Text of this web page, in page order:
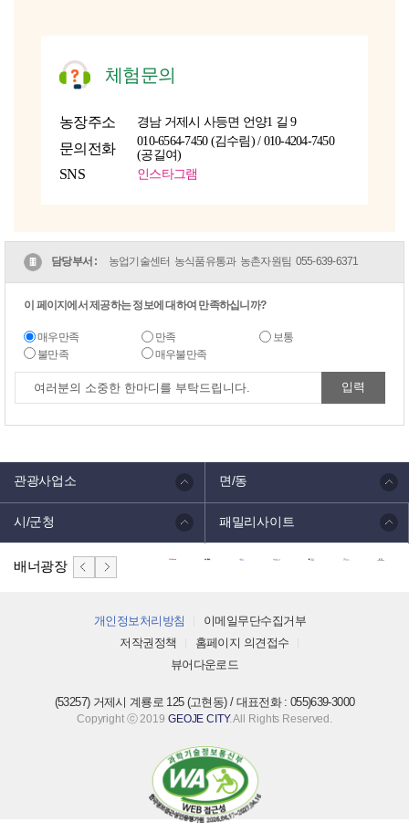
체험문의
농장주소 경남 거제시 사등면 언양1 길 9
문의전화
010-6564-7450 (김수림) / 010-4204-7450
(공길여)
SNS 인스타그램
담당부서 : 농업기술센터 농식품유통과 농촌자원팀 055-639-6371
이 페이지에서 제공하는 정보에 대하여 만족하십니까?
매우만족 만족
보통
불만족
매우불만족
관광사업소 면/동
시/군청 패밀리사이트
배너광장
개인정보처리방침
이메일무단수집거부
저작권정책
홈페이지 의견접수
뷰어다운로드
(53257) 거제시 계룡로 125 (고현동) / 대표전화 : 055)639-3000
Copyright ⓒ 2019 GEOJE CITY. All Rights Reserved.